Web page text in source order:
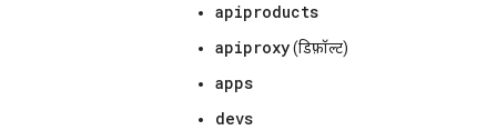
apiproducts
apiproxy(डिफ़ॉल्ट)
apps
devs